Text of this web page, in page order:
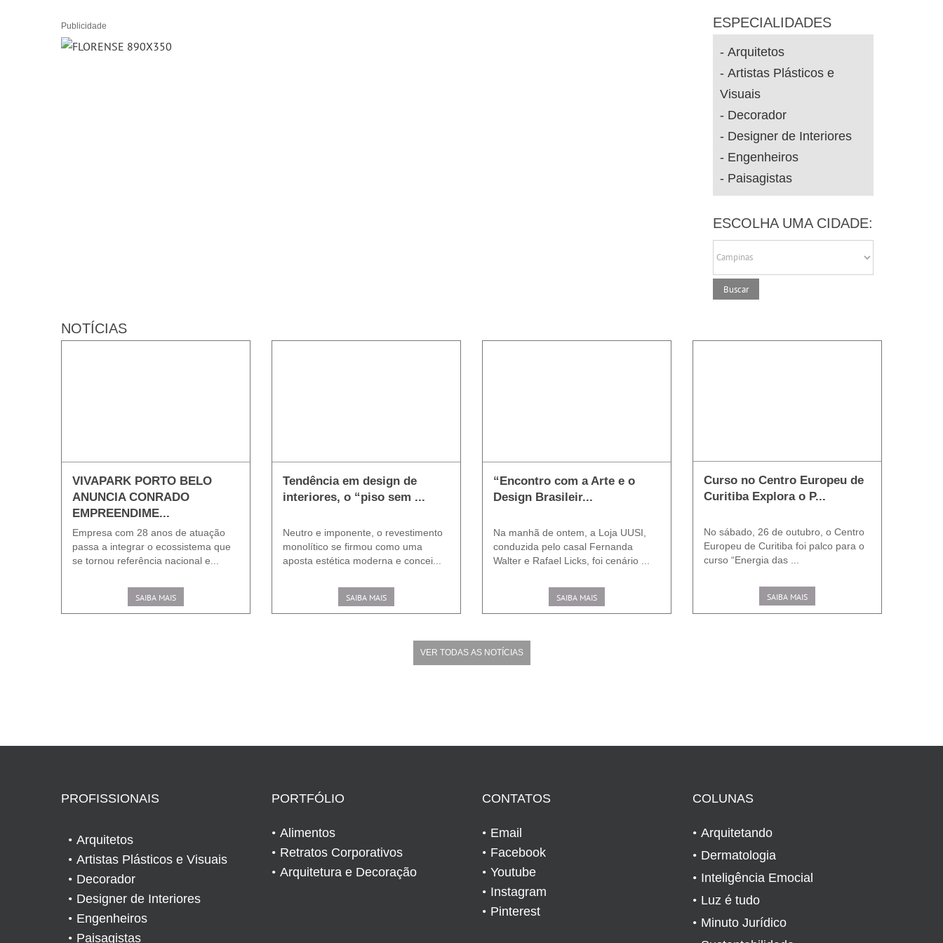
Publicidade ESPECIALIDADES
Arquitetos
Artistas Plásticos e
Visuais
Decorador
Designer de Interiores
Engenheiros
Paisagistas
ESCOLHA UMA CIDADE:
NOTÍCIAS
VIVAPARK PORTO BELO
ANUNCIA CONRADO
EMPREENDIME...
Empresa com 28 anos de atuação
passa a integrar o ecossistema que
se tornou referência nacional e...
SAIBA MAIS
Tendência em design de
interiores, o “piso sem ...
Neutro e imponente, o revestimento
monolítico se firmou como uma
aposta estética moderna e concei...
SAIBA MAIS
“Encontro com a Arte e o
Design Brasileir...
Na manhã de ontem, a Loja UUSI,
conduzida pelo casal Fernanda
Walter e Rafael Licks, foi cenário ...
SAIBA MAIS
Curso no Centro Europeu de
Curitiba Explora o P...
No sábado, 26 de outubro, o Centro
Europeu de Curitiba foi palco para o
curso “Energia das ...
SAIBA MAIS
VER TODAS AS NOTÍCIAS
PROFISSIONAIS
Arquitetos
Artistas Plásticos e Visuais
Decorador
Designer de Interiores
Engenheiros
Paisagistas
PORTFÓLIO
Alimentos
Retratos Corporativos
Arquitetura e Decoração
CONTATOS
Email
Facebook
Youtube
Instagram
Pinterest
COLUNAS
Arquitetando
Dermatologia
Inteligência Emocial
Luz é tudo
Minuto Jurídico